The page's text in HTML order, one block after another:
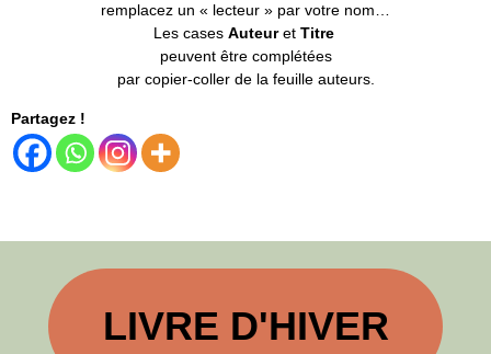
remplacez un « lecteur » par votre nom…
Les cases Auteuret Titre
peuvent être complétées
par copier-coller de la feuille auteurs.
Partagez !
LIVRE D'HIVER